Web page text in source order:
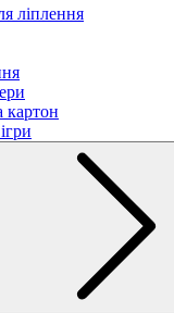
ліплення
картон